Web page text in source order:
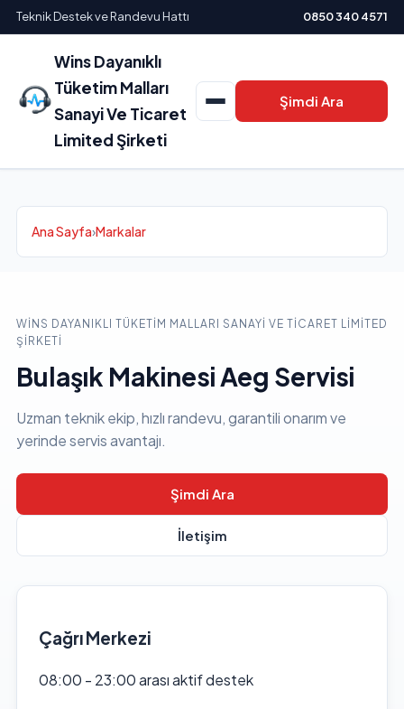
Teknik Destek ve Randevu Hattı 0850 340 4571
Wins Dayanıklı
Tüketim Malları
Sanayi Ve Ticaret
Limited Şirketi
Şimdi Ara
Ana Sayfa›Markalar
WINS DAYANIKLI TÜKETIM MALLARI SANAYI VE TICARET LIMITED
ŞIRKETI
Bulaşık Makinesi Aeg Servisi
Uzman teknik ekip, hızlı randevu, garantili onarım ve
yerinde servis avantajı.
Şimdi Ara
İletişim
Çağrı Merkezi
08:00 - 23:00 arası aktif destek